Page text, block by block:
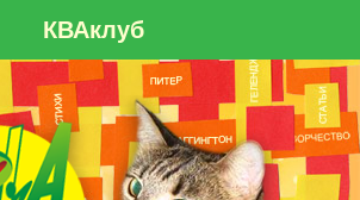
КВАклуб